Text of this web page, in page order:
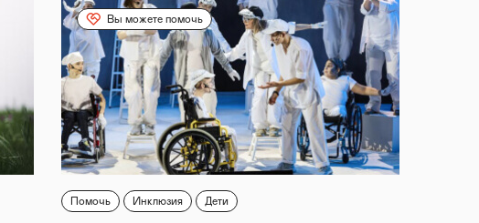
Вы можете помочь
Помочь Инклюзия Дети